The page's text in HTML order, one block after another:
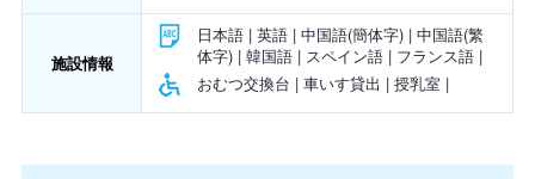
施設情報
日本語 | 英語 | 中国語(簡体字) | 中国語(繁
体字) | 韓国語 | スペイン語 | フランス語 |
おむつ交換台 | 車いす貸出 | 授乳室 |